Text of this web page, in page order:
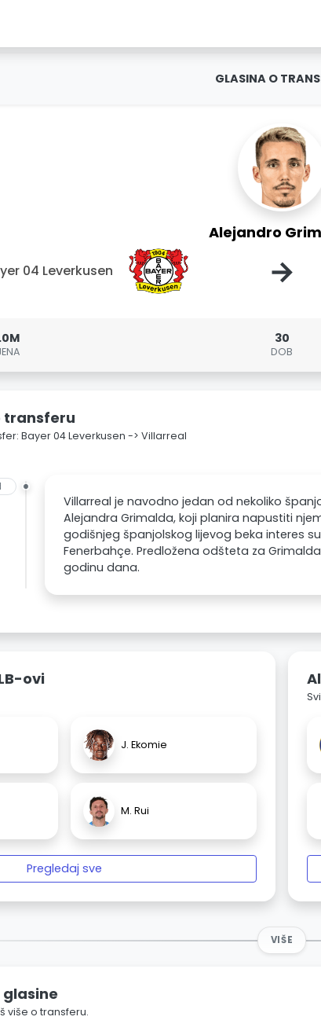
GLASINA O
Alejandro
04 Leverkusen →
30
DOB
transferu
Bayer 04 Leverkusen -> Villarreal
Villarreal je navodno jedan od nekoliko
Alejandra Grimalda, koji planira napustiti
godišnjeg španjolskog lijevog beka interes
Fenerbahçe. Predložena odšteta za
godinu dana.
ovi
J. Ekomie
M. Rui
Pregledaj sve
VIŠE
glasine
više o transferu.